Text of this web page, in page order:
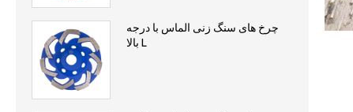
چرخ های سنگ زنی الماس با درجه
بالا L